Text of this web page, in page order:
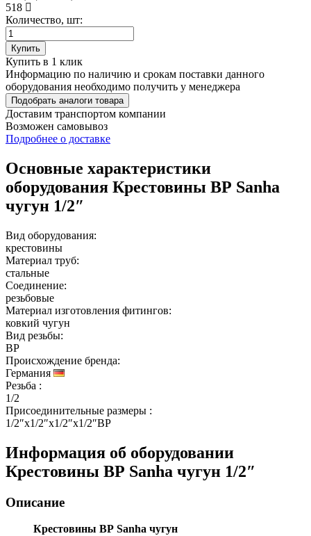
518
Количество, шт:
Купить
Купить в 1 клик
Информацию по наличию и срокам поставки данного
оборудования необходимо получить у менеджера
Подобрать аналоги товара
Доставим транспортом компании
Возможен самовывоз
Подробнее о доставке
Основные характеристики
оборудования Крестовины ВР Sanha
чугун 1/2″
Вид оборудования:
крестовины
Материал труб:
стальные
Соединение:
резьбовые
Материал изготовления фитингов:
ковкий чугун
Вид резьбы:
ВР
Происхождение бренда:
Германия
Резьба :
1/2
Присоединительные размеры :
1/2″x1/2″x1/2″x1/2″ВР
Информация об оборудовании
Крестовины ВР Sanha чугун 1/2″
Описание
Крестовины ВР Sanha чугун